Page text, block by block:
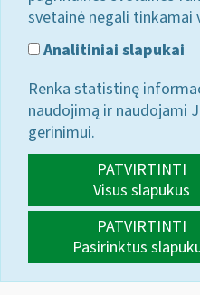
svetainė negali tinkamai
Analitiniai slapukai
Renka statistinę
naudojimą ir naudojami
gerinimui.
PATVIRTINTI
Visus slapukus
PATVIRTINTI
Pasirinktus